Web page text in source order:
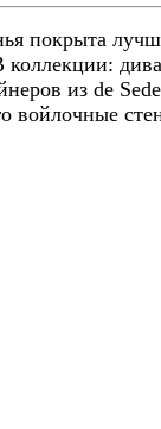
покрыта
коллекции:
из de
войлочные